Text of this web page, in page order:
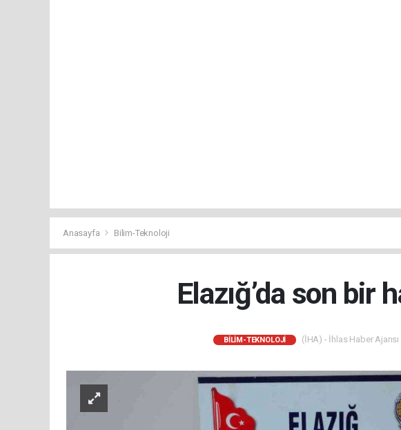
Anasayfa Bilim-Teknoloji
Elazığ’da son bir
BILIM-TEKNOLOJI (İHA) - İhlas Haber